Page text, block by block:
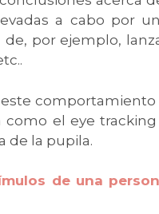
a cabo por
de, por ejemplo,
comportamiento
como el eye tracking
de la pupila.
de una